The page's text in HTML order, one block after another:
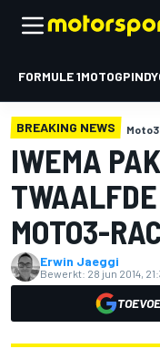
FORMULE 1MOTOGP
BREAKING NEWS Moto3
IWEMA
MOTO3-
Erwin Jaeggi
Bewerkt: 28 jun 2014,